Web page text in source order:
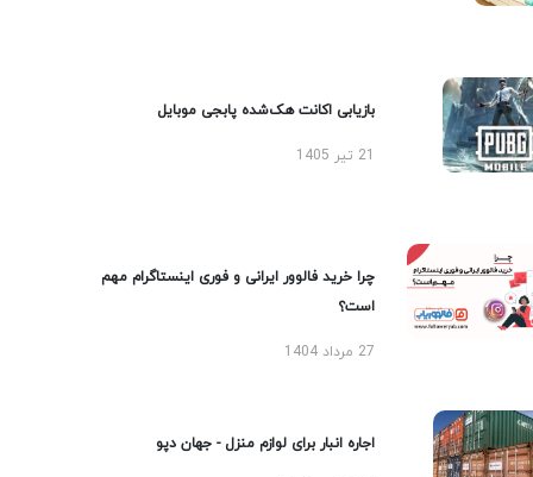
بازیابی اکانت هک‌شده پابجی موبایل
چرا خرید فالوور ایرانی و فوری اینستاگرام مهم
است؟
27 مرداد 1404
اجاره انبار برای لوازم منزل - جهان دپو